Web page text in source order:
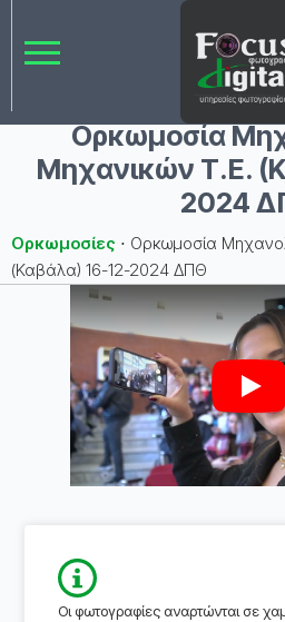
Ορκωμοσία
Μηχανικών Τ.Ε.
2024
Ορκωμοσίες ⋅ Ορκωμοσία
(Καβάλα) 16-12-2024 ΔΠΘ
Play
Οι φωτογραφίες αναρτώνται σε